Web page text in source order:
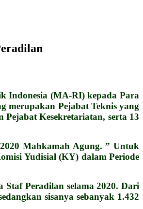
Indonesia (MA-RI) kepada Para
merupakan Pejabat Teknis yang
Kesekretariatan, serta 13
Mahkamah Agung. ” Untuk
Yudisial (KY) dalam Periode
Peradilan selama 2020. Dari
sisanya sebanyak 1.432